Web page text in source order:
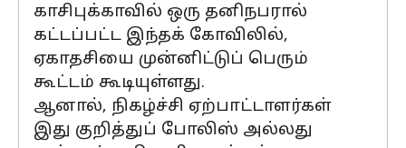
காசிபுக்காவில் ஒரு தனிநபரால்
கட்டப்பட்ட இந்தக் கோவிலில்,
ஏகாதசியை முன்னிட்டுப் பெரும்
கூட்டம் கூடியுள்ளது.
ஆனால், நிகழ்ச்சி ஏற்பாட்டாளர்கள்
இது குறித்துப் போலிஸ் அல்லது